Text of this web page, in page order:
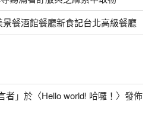
餐酒館餐廳新食記台北高級餐廳
者」於〈Hello world! 哈囉！ 〉發佈